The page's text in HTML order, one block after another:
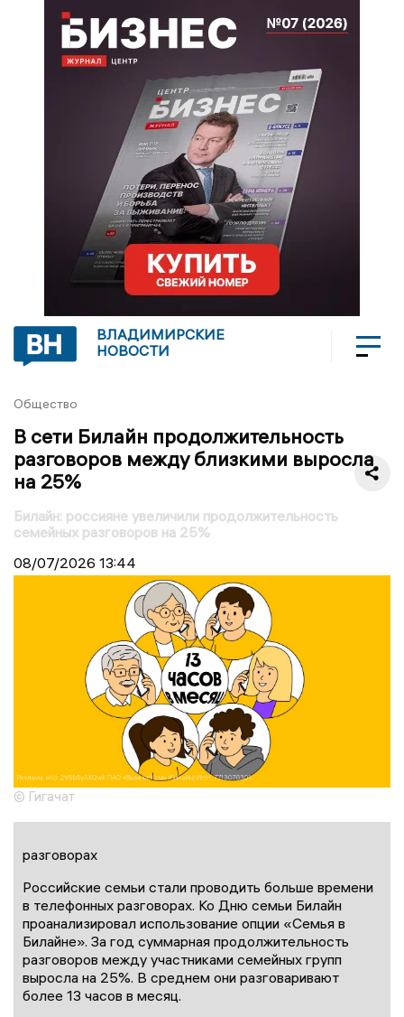
ВЛАДИМИРСКИЕ
НОВОСТИ
Общество
В сети Билайн продолжительность
разговоров между близкими выросла
на 25%
Билайн: россияне увеличили продолжительность
семейных разговоров на 25%
08/07/2026 13:44
© Гигачат
разговорах
Российские семьи стали проводить больше времени
в телефонных разговорах. Ко Дню семьи Билайн
проанализировал использование опции «Семья в
Билайне». За год суммарная продолжительность
разговоров между участниками семейных групп
выросла на 25%. В среднем они разговаривают
более 13 часов в месяц.